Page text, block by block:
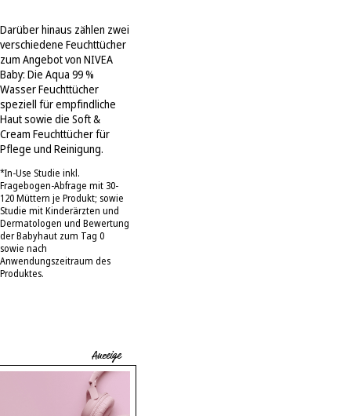
Darüber hinaus zählen zwei
verschiedene Feuchttücher
zum Angebot von NIVEA
Baby: Die Aqua 99 %
Wasser Feuchttücher
speziell für empfindliche
Haut sowie die Soft &
Cream Feuchttücher für
Pflege und Reinigung.
*In-Use Studie inkl.
Fragebogen-Abfrage mit 30-
120 Müttern je Produkt; sowie
Studie mit Kinderärzten und
Dermatologen und Bewertung
der Babyhaut zum Tag 0
sowie nach
Anwendungszeitraum des
Produktes.